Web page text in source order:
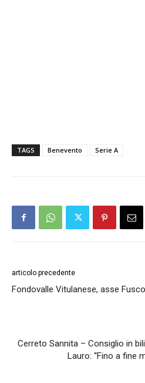
TAGS Benevento Serie A
articolo precedente
Fondovalle Vitulanese, asse
Cerreto Sannita – Consiglio in
Lauro: “Fino a fine